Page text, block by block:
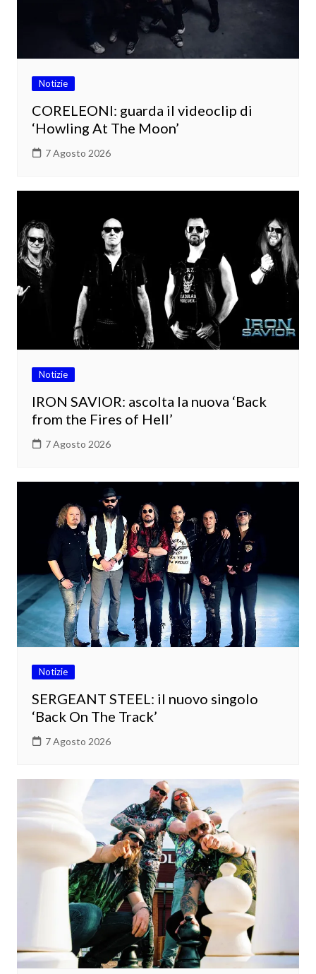
Notizie
CORELEONI: guarda il videoclip di
‘Howling At The Moon’
7 Agosto 2026
Notizie
IRON SAVIOR: ascolta la nuova ‘Back
from the Fires of Hell’
7 Agosto 2026
Notizie
SERGEANT STEEL: il nuovo singolo
‘Back On The Track’
7 Agosto 2026